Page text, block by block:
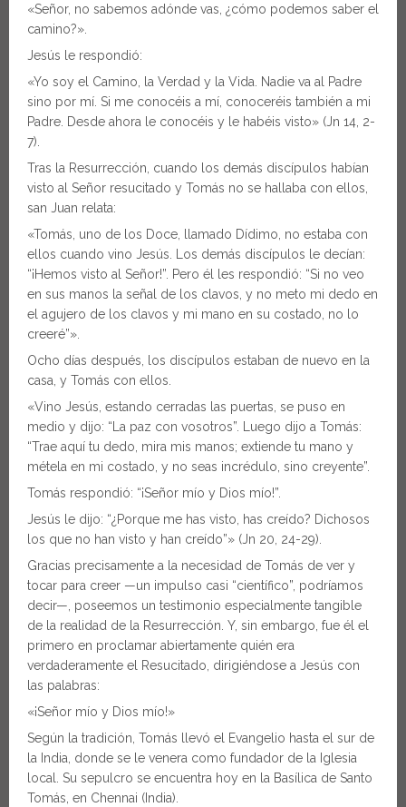
«Señor, no sabemos adónde vas, ¿cómo podemos saber el
camino?».
Jesús le respondió:
«Yo soy el Camino, la Verdad y la Vida. Nadie va al Padre
sino por mí. Si me conocéis a mí, conoceréis también a mi
Padre. Desde ahora le conocéis y le habéis visto» (Jn 14, 2-
7).
Tras la Resurrección, cuando los demás discípulos habían
visto al Señor resucitado y Tomás no se hallaba con ellos,
san Juan relata:
«Tomás, uno de los Doce, llamado Dídimo, no estaba con
ellos cuando vino Jesús. Los demás discípulos le decían:
“¡Hemos visto al Señor!”. Pero él les respondió: “Si no veo
en sus manos la señal de los clavos, y no meto mi dedo en
el agujero de los clavos y mi mano en su costado, no lo
creeré”».
Ocho días después, los discípulos estaban de nuevo en la
casa, y Tomás con ellos.
«Vino Jesús, estando cerradas las puertas, se puso en
medio y dijo: “La paz con vosotros”. Luego dijo a Tomás:
“Trae aquí tu dedo, mira mis manos; extiende tu mano y
métela en mi costado, y no seas incrédulo, sino creyente”.
Tomás respondió: “¡Señor mío y Dios mío!”.
Jesús le dijo: “¿Porque me has visto, has creído? Dichosos
los que no han visto y han creído”» (Jn 20, 24-29).
Gracias precisamente a la necesidad de Tomás de ver y
tocar para creer —un impulso casi “científico”, podríamos
decir—, poseemos un testimonio especialmente tangible
de la realidad de la Resurrección. Y, sin embargo, fue él el
primero en proclamar abiertamente quién era
verdaderamente el Resucitado, dirigiéndose a Jesús con
las palabras:
«¡Señor mío y Dios mío!»
Según la tradición, Tomás llevó el Evangelio hasta el sur de
la India, donde se le venera como fundador de la Iglesia
local. Su sepulcro se encuentra hoy en la Basílica de Santo
Tomás, en Chennai (India).